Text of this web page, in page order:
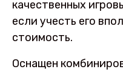
качественных
если учесть его
стоимость.
Оснащен